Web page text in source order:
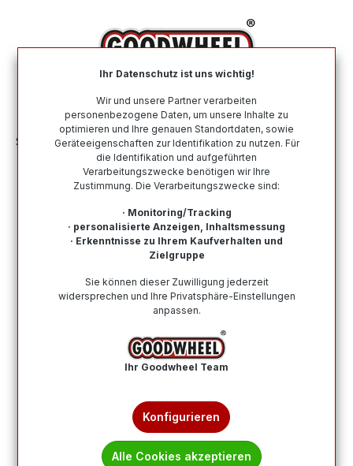
Sommerreifen Nach Automarke JAGUAR
Sommerreifen für die Automarke
Hier finden Sie alle Sommerreifen für die Automarke
JAGUAR. Von namenhaften und renommierten Top-
Rechnung möglich, eine schnelle Lieferung und ein
vertrauenswürdiger Kundensupport.
Wie finde ich meine Reifengröße?
Keine Produkte gefunden.
Ihr Datenschutz ist uns wichtig!
Wir und unsere Partner verarbeiten
personenbezogene Daten, um unsere Inhalte zu
optimieren und Ihre genauen Standortdaten, sowie
Geräteeigenschaften zur Identifikation zu nutzen. Für
die Identifikation und aufgeführten
Verarbeitungszwecke benötigen wir Ihre
Zustimmung. Die Verarbeitungszwecke sind:
· Monitoring/Tracking
· personalisierte Anzeigen, Inhaltsmessung
· Erkenntnisse zu Ihrem Kaufverhalten und
Zielgruppe
Sie können dieser Zuwilligung jederzeit
widersprechen und Ihre Privatsphäre-Einstellungen
anpassen.
Ihr Goodwheel Team
Konfigurieren
Alle Cookies akzeptieren